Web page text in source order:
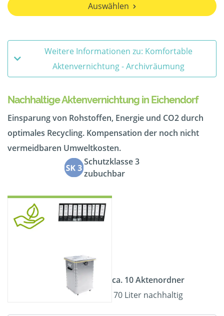
Auswählen
Weitere Informationen zu: Komfortable
Aktenvernichtung - Archivräumung
Nachhaltige Aktenvernichtung in Eichendorf
Einsparung von Rohstoffen, Energie und CO2 durch
optimales Recycling. Kompensation der noch nicht
vermeidbaren Umweltkosten.
Schutzklasse 3
zubuchbar
ca. 10 Aktenordner
70 Liter nachhaltig